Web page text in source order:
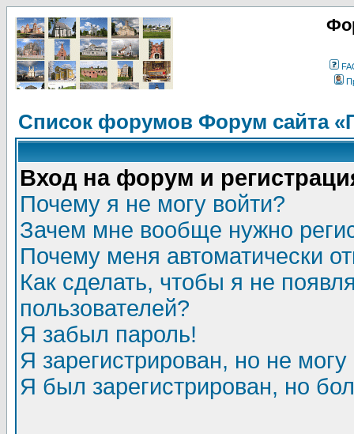
Список форумов Форум сайта
Вход на форум и
Почему я не могу войти?
Зачем мне вообще нужно
Почему меня автоматически
Как сделать, чтобы я не
пользователей?
Я забыл пароль!
Я зарегистрирован, но не могу
Я был зарегистрирован, но